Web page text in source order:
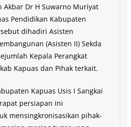
Akbar Dr H Suwarno Muriyat
Pendidikan Kabupaten
dihadiri Asisten
(Asisten II) Sekda
Kepala Perangkat
Kapuas dan Pihak terkait.
Kapuas Usis I Sangkai
persiapan ini
mensingkronisasikan pihak-